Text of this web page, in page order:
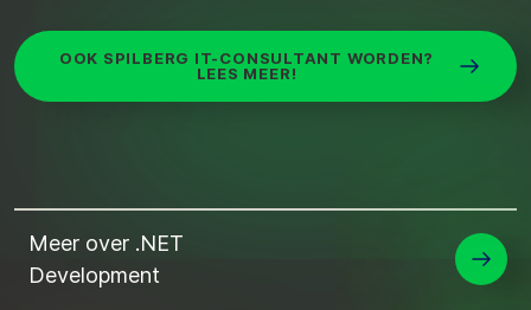
OOK SPILBERG IT-CONSULTANT WORDEN?
LEES MEER!
Meer over .NET
Development